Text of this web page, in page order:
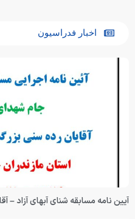
اخبار فدراسیون
آیین نامه مسابقه شنای آبهای آزاد –